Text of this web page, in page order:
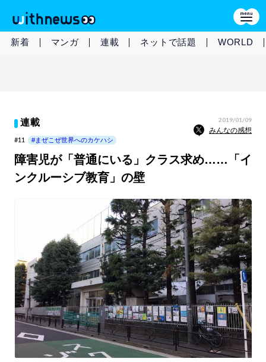
新着 マンガ 連載 ネットで話題 WORLD
連載 2019/01/09
みんなの感想
#11 #まぜこぜ世界へのカケハシ
障害児が「普通にいる」クラス求め……「イ
ンクルーシブ教育」の壁